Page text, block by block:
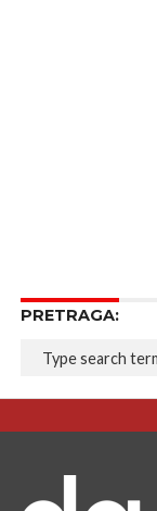
PRETRAGA: